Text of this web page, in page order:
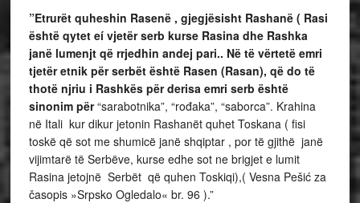
”Etrurët quheshin Rasenë , gjegjësisht Rashanë ( Rasi
është qytet eí vjetër serb kurse Rasina dhe Rashka
janë lumenjt që rrjedhin andej pari.. Në të vërtetë emri
tjetër etnik për serbët është Rasen (Rasan), që do të
thotë njriu i Rashkës për derisa emri serb është
sinonim për“sarabotnika”, “rođaka”, “saborca”. Krahina
në Itali kur dikur jetonin Rashanët quhet Toskana ( fisi
toskë që sot me shumicë janë shqiptar , por të gjithë janë
vijimtarë të Serbëve, kurse edhe sot ne brigjet e lumit
Rasina jetojnë Serbët që quhen Toskiqi),( Vesna Pešić za
časopis »Srpsko Ogledalo« br. 96 ).”